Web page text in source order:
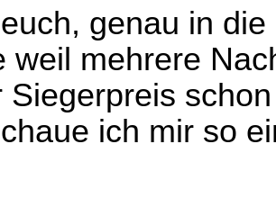
genau in
weil mehrere
Siegerpreis
ich mir so